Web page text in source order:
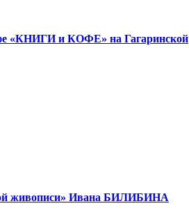
«КНИГИ и КОФЕ» на Гагаринской
живописи» Ивана БИЛИБИНА